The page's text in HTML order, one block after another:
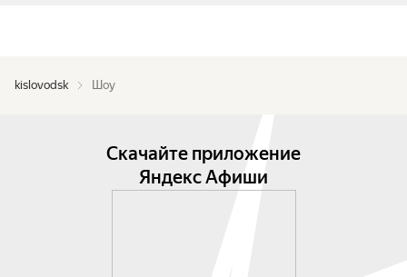
kislovodsk Шоу
Скачайте приложение
Яндекс Афиши